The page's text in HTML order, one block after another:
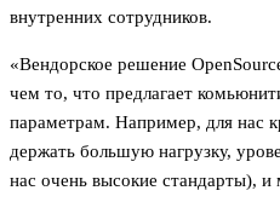
внутренних сотрудников.
«Вендорское решение
чем то, что предлагает
параметрам. Например, для нас
держать большую нагрузку,
нас очень высокие стандарты),